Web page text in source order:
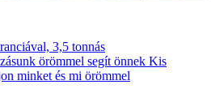
3,5 tonnás
örömmel segít önnek Kis
minket és mi örömmel